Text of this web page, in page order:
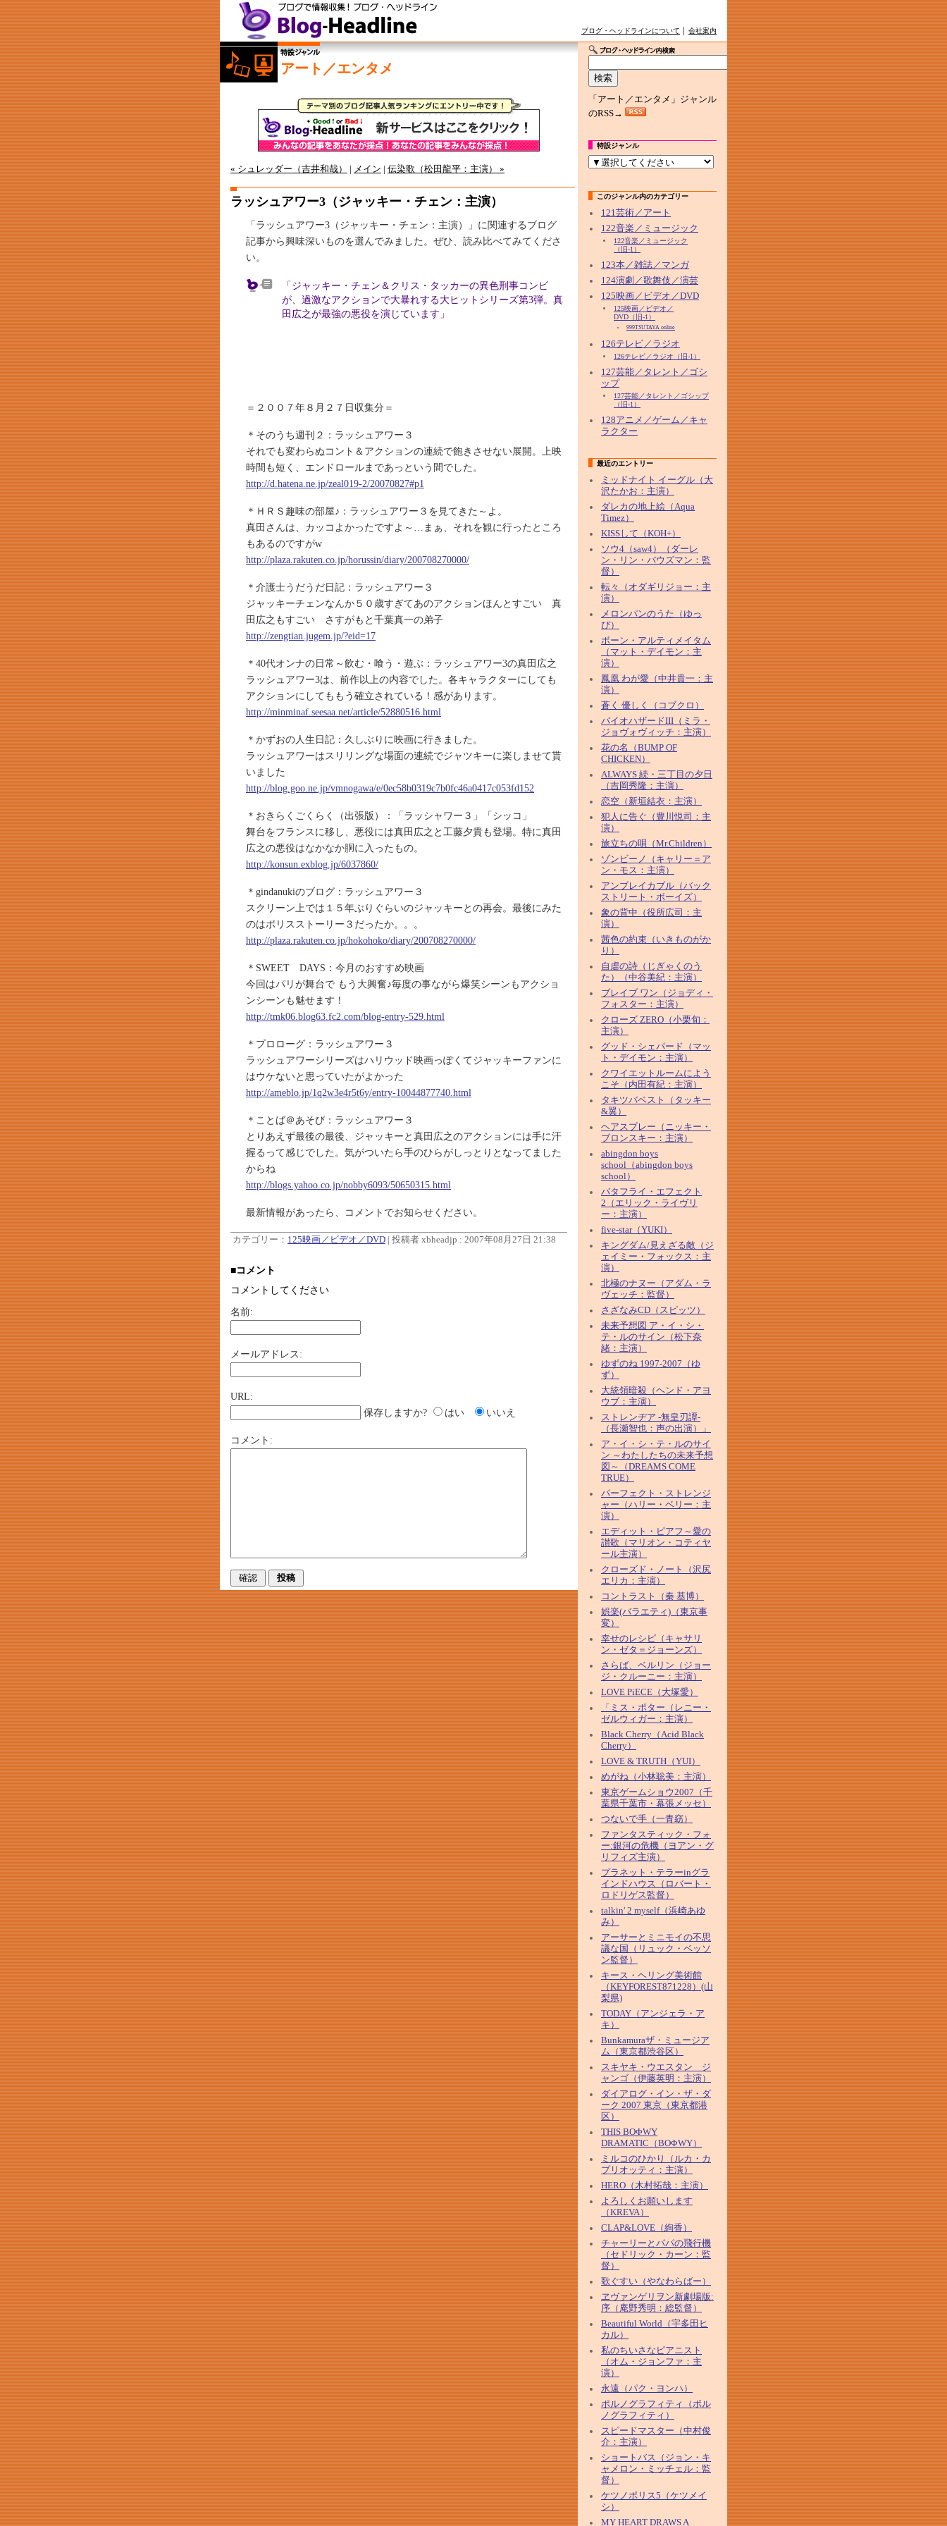
ブログ・ヘッドラインについて 会社案内
アート／エンタメ
« シュレッダー（吉井和哉） メイン 伝染歌（松田龍平：主演） »
ラッシュアワー3（ジャッキー・チェン：主演）
「ラッシュアワー3（ジャッキー・チェン：主演）」に関連するブログ
記事から興味深いものを選んでみました。ぜひ、読み比べてみてくださ
い。
「ジャッキー・チェン＆クリス・タッカーの異色刑事コンビ
が、過激なアクションで大暴れする大ヒットシリーズ第3弾。真
田広之が最強の悪役を演じています」
＝２００７年８月２７日収集分＝
＊そのうち週刊２：ラッシュアワー３
それでも変わらぬコント＆アクションの連続で飽きさせない展開。上映
時間も短く、エンドロールまであっという間でした。
http://d.hatena.ne.jp/zeal019-2/20070827#p1
＊ＨＲＳ趣味の部屋♪：ラッシュアワー３を見てきた～よ。
真田さんは、カッコよかったですよ～…まぁ、それを観に行ったところ
もあるのですがw
http://plaza.rakuten.co.jp/horussin/diary/200708270000/
＊介護士うだうだ日記：ラッシュアワー３
ジャッキーチェンなんか５０歳すぎてあのアクションほんとすごい 真
田広之もすごい さすがもと千葉真一の弟子
http://zengtian.jugem.jp/?eid=17
＊40代オンナの日常～飲む・喰う・遊ぶ：ラッシュアワー3の真田広之
ラッシュアワー3は、前作以上の内容でした。各キャラクターにしても
アクションにしてももう確立されている！感があります。
http://minminaf.seesaa.net/article/52880516.html
＊かずおの人生日記：久しぶりに映画に行きました。
ラッシュアワーはスリリングな場面の連続でジャツキーに楽しませて貰
いました
http://blog.goo.ne.jp/vmnogawa/e/0ec58b0319c7b0fc46a0417c053fd152
＊おきらくごくらく（出張版）：「ラッシャワー３」「シッコ」
舞台をフランスに移し、悪役には真田広之と工藤夕貴も登場。特に真田
広之の悪役はなかなか胴に入ったもの。
http://konsun.exblog.jp/6037860/
＊gindanukiのブログ：ラッシュアワー３
スクリーン上では１５年ぶりぐらいのジャッキーとの再会。最後にみた
のはポリスストーリー３だったか。。。
http://plaza.rakuten.co.jp/hokohoko/diary/200708270000/
＊SWEET DAYS：今月のおすすめ映画
今回はパリが舞台で もう大興奮♪毎度の事ながら爆笑シーンもアクショ
ンシーンも魅せます！
http://tmk06.blog63.fc2.com/blog-entry-529.html
＊プロローグ：ラッシュアワー３
ラッシュアワーシリーズはハリウッド映画っぽくてジャッキーファンに
はウケないと思っていたがよかった
http://ameblo.jp/1q2w3e4r5t6y/entry-10044877740.html
＊ことば＠あそび：ラッシュアワー３
とりあえず最後の最後、ジャッキーと真田広之のアクションには手に汗
握るって感じでした。気がついたら手のひらがしっとりとなってました
からね
http://blogs.yahoo.co.jp/nobby6093/50650315.html
最新情報があったら、コメントでお知らせください。
カテゴリー： 125映画／ビデオ／DVD | 投稿者 xbheadjp : 2007年08月27日 21:38
■コメント
コメントしてください
名前:
メールアドレス:
URL:
保存しますか?
はい いいえ
コメント:
「アート／エンタメ」ジャンル
のRSS→
特設ジャンル
このジャンル内のカテゴリー
121芸術／アート
122音楽／ミュージック
122音楽／ミュージック
（旧-1）
123本／雑誌／マンガ
124演劇／歌舞伎／演芸
125映画／ビデオ／DVD
125映画／ビデオ／
DVD（旧-1）
999TSUTAYA online
126テレビ／ラジオ
126テレビ／ラジオ（旧-1）
127芸能／タレント／ゴシ
ップ
127芸能／タレント／ゴシップ
（旧-1）
128アニメ／ゲーム／キャ
ラクター
最近のエントリー
ミッドナイト イーグル（大
沢たかお：主演）
ダレカの地上絵（Aqua
Timez）
KISSして（KOH+）
ソウ4（saw4）（ダーレ
ン・リン・バウズマン：監
督）
転々（オダギリジョー：主
演）
メロンパンのうた（ゆっ
ぴ）
ボーン・アルティメイタム
（マット・デイモン：主
演）
鳳凰 わが愛（中井貴一：主
演）
蒼く 優しく（コブクロ）
バイオハザードIII（ミラ・
ジョヴォヴィッチ：主演）
花の名（BUMP OF
CHICKEN）
ALWAYS 続・三丁目の夕日
（吉岡秀隆：主演）
恋空（新垣結衣：主演）
犯人に告ぐ（豊川悦司：主
演）
旅立ちの唄（Mr.Children）
ゾンビーノ（キャリー＝ア
ン・モス：主演）
アンブレイカブル（バック
ストリート・ボーイズ）
象の背中（役所広司：主
演）
茜色の約束（いきものがか
り）
自虐の詩（じぎゃくのう
た）（中谷美紀：主演）
ブレイブ ワン（ジョディ・
フォスター：主演）
クローズ ZERO（小栗旬：
主演）
グッド・シェパード（マッ
ト・デイモン：主演）
クワイエットルームによう
こそ（内田有紀：主演）
タキツバベスト（タッキー
&翼）
ヘアスプレー（ニッキー・
ブロンスキー：主演）
abingdon boys
school（abingdon boys
school）
バタフライ・エフェクト
2（エリック・ライヴリ
ー：主演）
five-star（YUKI）
キングダム/見えざる敵（ジ
ェイミー・フォックス：主
演）
北極のナヌー（アダム・ラ
ヴェッチ：監督）
さざなみCD（スピッツ）
未来予想図 ア・イ・シ・
テ・ルのサイン（松下奈
緒：主演）
ゆずのね 1997-2007（ゆ
ず）
大統領暗殺（ヘンド・アヨ
ウブ：主演）
ストレンヂア -無皇刃譚-
（長瀬智也：声の出演）」
ア・イ・シ・テ・ルのサイ
ン ～わたしたちの未来予想
図～（DREAMS COME
TRUE）
パーフェクト・ストレンジ
ャー（ハリー・ベリー：主
演）
エディット・ピアフ～愛の
讃歌（マリオン・コティヤ
ール主演）
クローズド・ノート（沢尻
エリカ：主演）
コントラスト（秦 基博）
娯楽(バラエティ)（東京事
変）
幸せのレシピ（キャサリ
ン・ゼタ＝ジョーンズ）
さらば、ベルリン（ジョー
ジ・クルーニー：主演）
LOVE PiECE（大塚愛）
「ミス・ポター（レニー・
ゼルウィガー：主演）
Black Cherry（Acid Black
Cherry）
LOVE & TRUTH（YUI）
めがね（小林聡美：主演）
東京ゲームショウ2007（千
葉県千葉市・幕張メッセ）
つないで手（一青窈）
ファンタスティック・フォ
ー:銀河の危機（ヨアン・グ
リフィズ主演）
プラネット・テラーinグラ
インドハウス（ロバート・
ロドリゲス監督）
talkin' 2 myself（浜崎あゆ
み）
アーサーとミニモイの不思
議な国（リュック・ベッソ
ン監督）
キース・ヘリング美術館
（KEYFOREST871228）(山
梨県)
TODAY（アンジェラ・ア
キ）
Bunkamuraザ・ミュージア
ム（東京都渋谷区）
スキヤキ・ウエスタン ジ
ャンゴ（伊藤英明：主演）
ダイアログ・イン・ザ・ダ
ーク 2007 東京（東京都港
区）
THIS BOΦWY
DRAMATIC（BOΦWY）
ミルコのひかり（ルカ・カ
プリオッティ：主演）
HERO（木村拓哉：主演）
よろしくお願いします
（KREVA）
CLAP&LOVE（絢香）
チャーリーとパパの飛行機
（セドリック・カーン：監
督）
歌ぐすい（やなわらばー）
ヱヴァンゲリヲン新劇場版:
序（庵野秀明：総監督）
Beautiful World（宇多田ヒ
カル）
私のちいさなピアニスト
（オム・ジョンファ：主
演）
永遠（パク・ヨンハ）
ポルノグラフィティ（ポル
ノグラフィティ）
スピードマスター（中村俊
介：主演）
ショートバス（ジョン・キ
ャメロン・ミッチェル：監
督）
ケツノポリス5（ケツメイ
シ）
MY HEART DRAWS A